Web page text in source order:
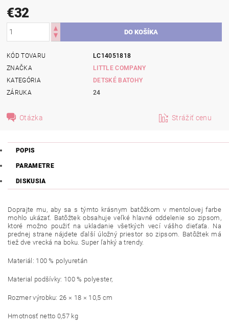
€32
KÓD TOVARU
LC14051818
ZNAČKA
LITTLE COMPANY
KATEGÓRIA
DETSKÉ BATOHY
ZÁRUKA
24
Otázka Strážiť cenu
POPIS
PARAMETRE
DISKUSIA
Doprajte mu, aby sa s týmto krásnym batôžkom v mentolovej farbe
mohlo ukázať. Batôžtek obsahuje veľké hlavné oddelenie so zipsom,
ktoré možno použiť na ukladanie všetkých vecí vášho dieťaťa. Na
prednej strane nájdete ďalší úložný priestor so zipsom. Batôžtek má
tiež dve vrecká na boku. Super ľahký a trendy.
Materiál: 100 % polyuretán
Material podšívky: 100 % polyester,
Rozmer výrobku: 26 × 18 × 10,5 cm
Hmotnosť netto 0,57 kg